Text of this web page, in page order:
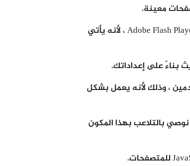
معينة.
فإذا كنت تستخدم متصفح جوجل كروم Google Chrome ، فلا داعي لتنزيل Adobe Flash Player 11 ، لأنه يأتي
بناءً على إعداداتك.
، وذلك لأنه يعمل بشكل
بالتلاعب بهذا المكون